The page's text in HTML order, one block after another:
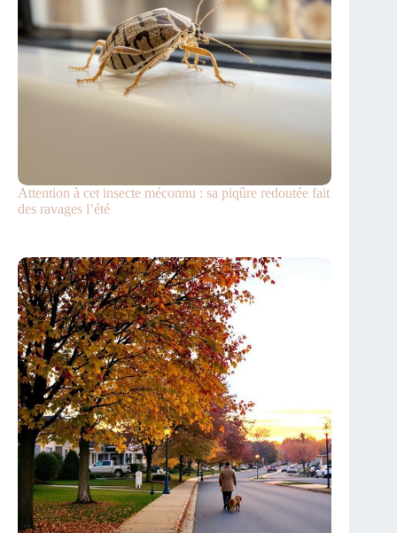
Attention à cet insecte méconnu : sa piqûre redoutée fait
des ravages l’été